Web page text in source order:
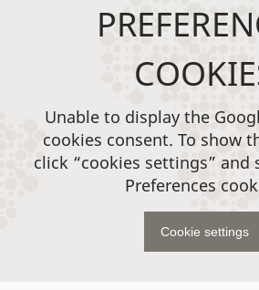
Unable to display the
cookies consent. To show
click “cookies settings” and
Preferences
Cookie settings